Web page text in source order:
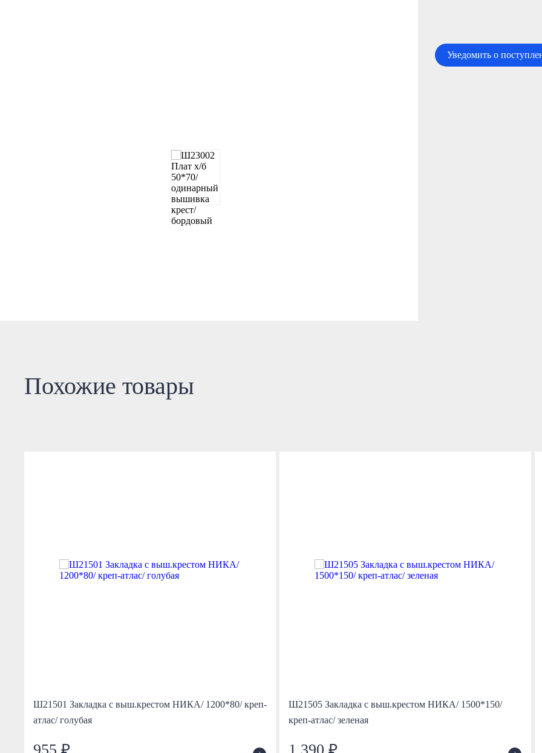
Уведомить о
Похожие товары
Ш21501 Закладка с выш.крестом НИКА/ 1200*80/ креп-
атлас/ голубая
955 ₽
Ш21505 Закладка с выш.крестом НИКА/ 1500*150/
креп-атлас/ зеленая
1 390 ₽